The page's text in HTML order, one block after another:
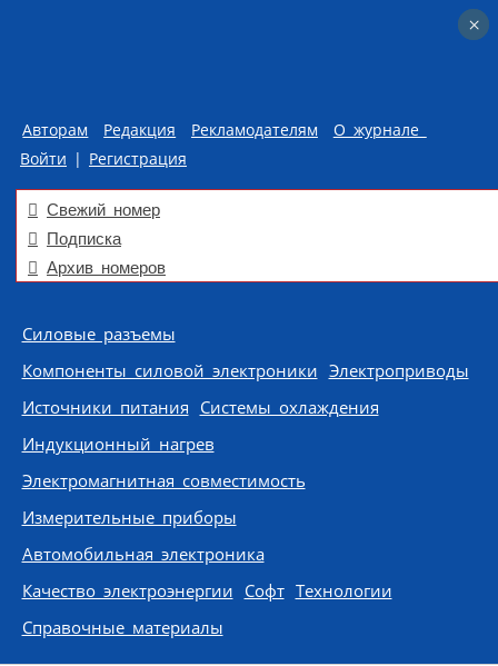
Авторам Редакция Рекламодателям
О журнале
Войти | Регистрация
Свежий номер
Подписка
Архив номеров
Skip to content
Силовые разъемы
Компоненты силовой электроники Электроприводы
Источники питания Системы охлаждения
Индукционный нагрев
Электромагнитная совместимость
Измерительные приборы
Автомобильная электроника
Качество электроэнергии Софт Технологии
Справочные материалы
×
×